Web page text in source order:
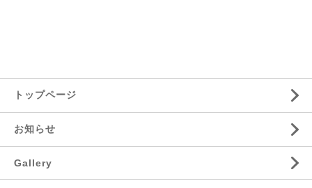
トップページ
お知らせ
Gallery